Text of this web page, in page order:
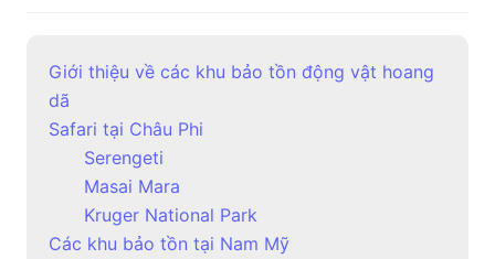
Giới thiệu về các khu bảo tồn động vật hoang
dã
Safari tại Châu Phi
Serengeti
Masai Mara
Kruger National Park
Các khu bảo tồn tại Nam Mỹ